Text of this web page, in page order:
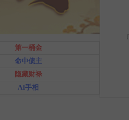
第一桶金
命中债主
隐藏财禄
AI手相